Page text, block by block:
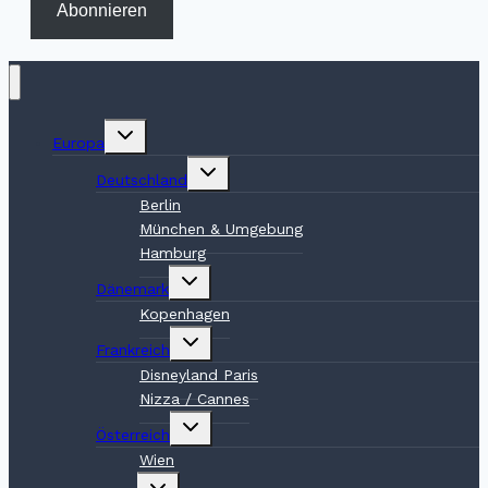
Abonnieren
Europa
Untermenü
umschalten
Deutschland
Untermenü
umschalten
Berlin
München & Umgebung
Hamburg
Dänemark
Untermenü
umschalten
Kopenhagen
Frankreich
Untermenü
umschalten
Disneyland Paris
Nizza / Cannes
Österreich
Untermenü
umschalten
Wien
Untermenü